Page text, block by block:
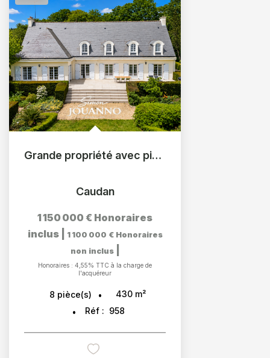
Grande propriété avec piscine, tennis et parc arboré
Caudan
1 150 000 € Honoraires
inclus
1 100 000 € Honoraires
non inclus
Honoraires : 4,55% TTC à la charge de
l'acquéreur
8 pièce(s) 430 m²
Réf : 958